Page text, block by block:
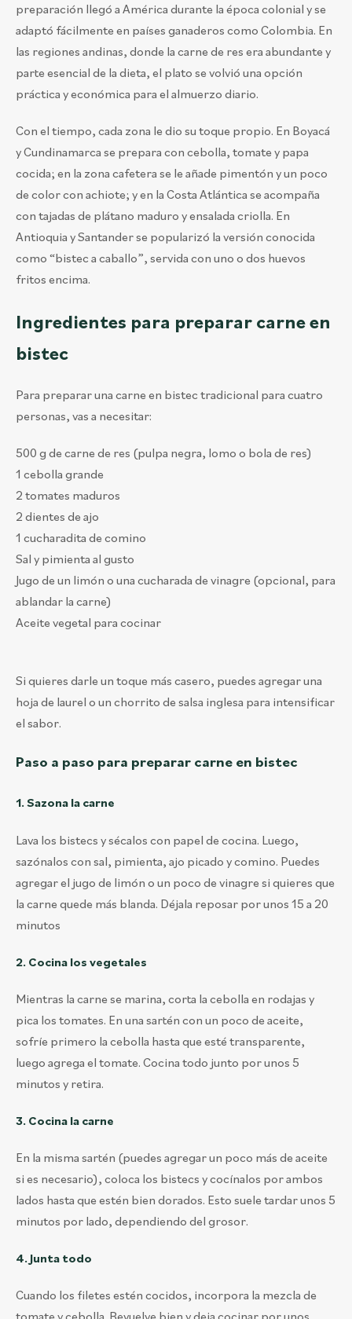
preparación llegó a América durante la época colonial y se
adaptó fácilmente en países ganaderos como Colombia. En
las regiones andinas, donde la carne de res era abundante y
parte esencial de la dieta, el plato se volvió una opción
práctica y económica para el almuerzo diario.
Con el tiempo, cada zona le dio su toque propio. En Boyacá
y Cundinamarca se prepara con cebolla, tomate y papa
cocida; en la zona cafetera se le añade pimentón y un poco
de color con achiote; y en la Costa Atlántica se acompaña
con tajadas de plátano maduro y ensalada criolla. En
Antioquia y Santander se popularizó la versión conocida
como “bistec a caballo”, servida con uno o dos huevos
fritos encima.
Ingredientes para preparar carne en
bistec
Para preparar una carne en bistec tradicional para cuatro
personas, vas a necesitar:
500 g de carne de res (pulpa negra, lomo o bola de res)
1 cebolla grande
2 tomates maduros
2 dientes de ajo
1 cucharadita de comino
Sal y pimienta al gusto
Jugo de un limón o una cucharada de vinagre (opcional, para
ablandar la carne)
Aceite vegetal para cocinar
Si quieres darle un toque más casero, puedes agregar una
hoja de laurel o un chorrito de salsa inglesa para intensificar
el sabor.
Paso a paso para preparar carne en bistec
1. Sazona la carne
Lava los bistecs y sécalos con papel de cocina. Luego,
sazónalos con sal, pimienta, ajo picado y comino. Puedes
agregar el jugo de limón o un poco de vinagre si quieres que
la carne quede más blanda. Déjala reposar por unos 15 a 20
minutos
2. Cocina los vegetales
Mientras la carne se marina, corta la cebolla en rodajas y
pica los tomates. En una sartén con un poco de aceite,
sofríe primero la cebolla hasta que esté transparente,
luego agrega el tomate. Cocina todo junto por unos 5
minutos y retira.
3. Cocina la carne
En la misma sartén (puedes agregar un poco más de aceite
si es necesario), coloca los bistecs y cocínalos por ambos
lados hasta que estén bien dorados. Esto suele tardar unos 5
minutos por lado, dependiendo del grosor.
4. Junta todo
Cuando los filetes estén cocidos, incorpora la mezcla de
tomate y cebolla. Revuelve bien y deja cocinar por unos